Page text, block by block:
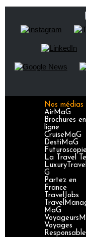
Nos médias
AirMaG
Brochures en
ligne
CruiseMaG
DestiMaG
La Travel
G
Partez en
France
TravelJobs
MaG
Voyages